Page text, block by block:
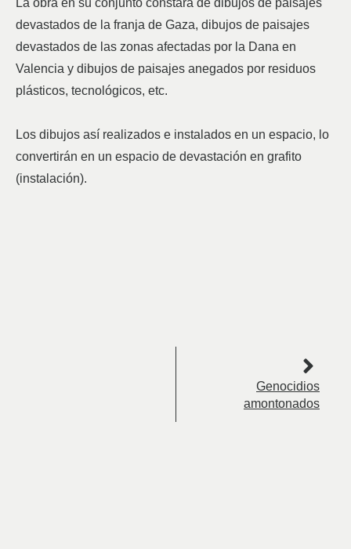
devastados de la franja de Gaza, dibujos de paisajes
devastados de las zonas afectadas por la Dana en
Valencia y dibujos de paisajes anegados por residuos
plásticos, tecnológicos, etc.
Los dibujos así realizados e instalados en un espacio, lo
convertirán en un espacio de devastación en grafito
(instalación).
Genocidios
amontonados